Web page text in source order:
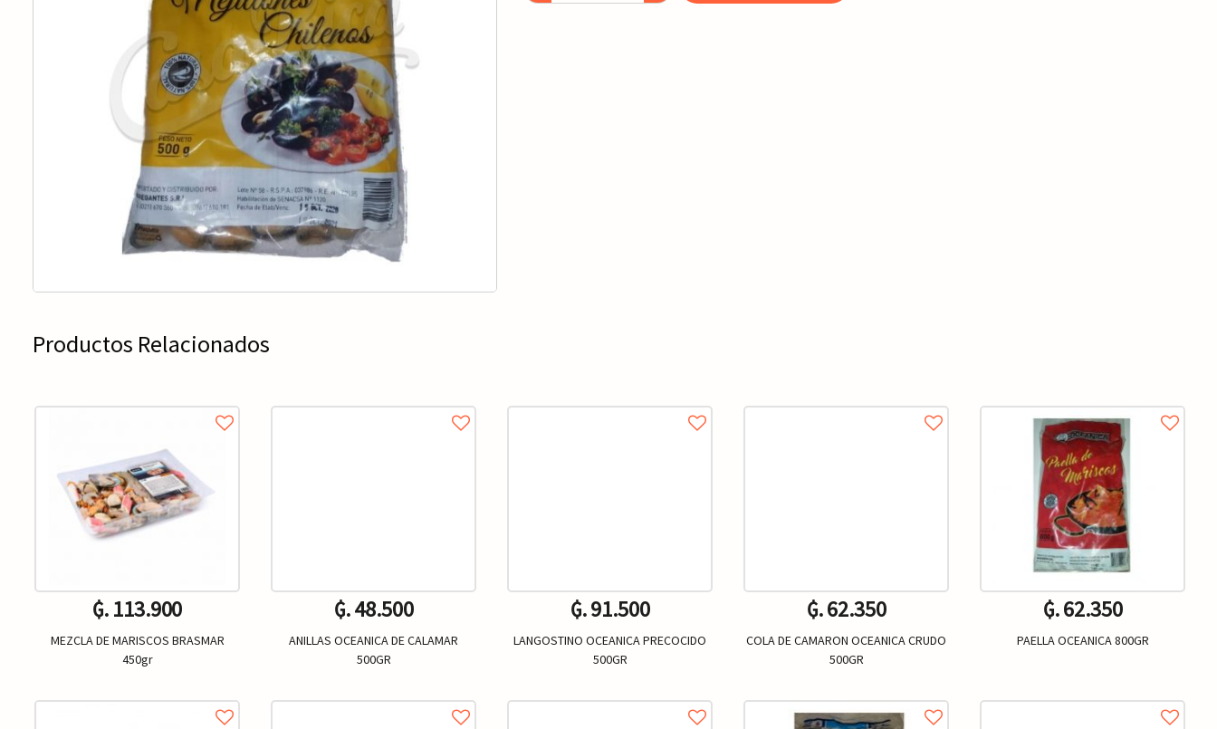
Productos Relacionados
₲. 113.900
MEZCLA DE MARISCOS BRASMAR
450gr
₲. 48.500
ANILLAS OCEANICA DE CALAMAR
500GR
₲. 91.500
LANGOSTINO OCEANICA PRECOCIDO
500GR
₲. 62.350
COLA DE CAMARON OCEANICA CRUDO
500GR
₲. 62.350
PAELLA OCEANICA 800GR